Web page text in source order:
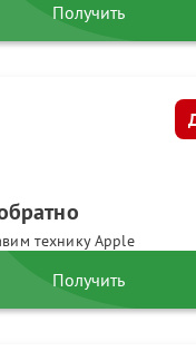
Получить
технику Apple
Получить